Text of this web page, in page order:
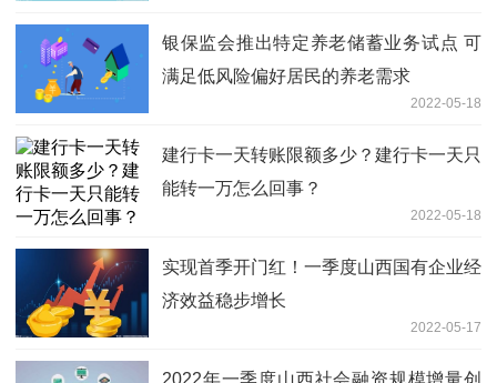
银保监会推出特定养老储蓄业务试点 可
满足低风险偏好居民的养老需求
2022-05-18
建行卡一天转账限额多少？建行卡一天只
能转一万怎么回事？
2022-05-18
实现首季开门红！一季度山西国有企业经
济效益稳步增长
2022-05-17
2022年一季度山西社会融资规模增量创